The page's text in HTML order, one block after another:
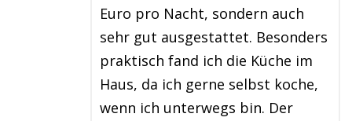
Euro pro Nacht, sondern auch
sehr gut ausgestattet. Besonders
praktisch fand ich die Küche im
Haus, da ich gerne selbst koche,
wenn ich unterwegs bin. Der